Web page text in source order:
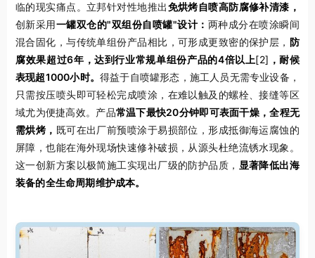
临的现实痛点。立邦针对性地推出免烘烤自喷高防腐修补清漆，
创新采用一罐双仓的"双组份自喷罐"设计： 两种成分在喷涂瞬间
混合固化，与传统单组份产品相比，可形成更致密的保护层， 防
腐效果超过6年，达到行业常规单组份产品的4倍以上[2] ，耐候
表现超1000小时。 得益于自喷罐形态，施工人员无需专业设备，
只需按压喷头即可轻松完成喷涂，在难以触及的螺栓、接缝等区
域尤为便捷高效。产品常温下最快20分钟即可表面干燥，全程无
需烘烤， 既可在出厂前预喷涂于易损部位，形成抵御海运腐蚀的
屏障，也能在海外现场快速修补破损，从源头杜绝流锈水现象。
这一创新方案以极简施工实现出厂级的防护品质， 显著降低出海
装备的全生命周期维护成本。